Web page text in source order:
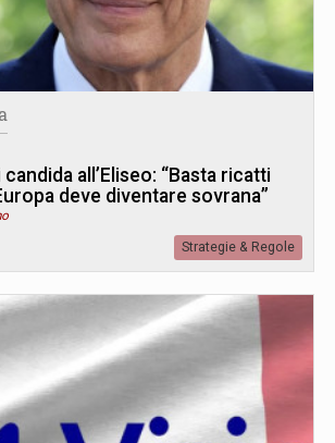
all’Eliseo: “Basta ricatti
deve diventare sovrana”
Strategie & Regole